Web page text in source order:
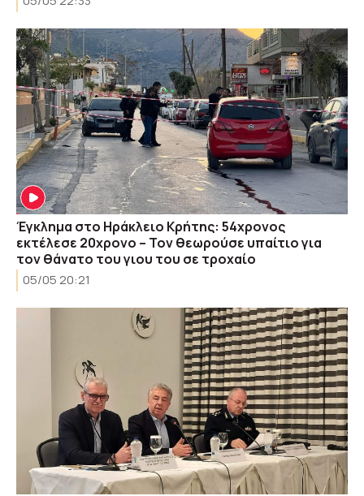
Έγκλημα στο Ηράκλειο Κρήτης: 54χρονος
εκτέλεσε 20χρονο – Τον θεωρούσε υπαίτιο για
τον θάνατο του γιου του σε τροχαίο
05/05 20:21